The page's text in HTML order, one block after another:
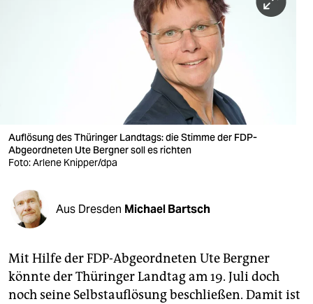
verlag
shop
fragen & hilfe
unterstützen
abo
Auflösung des Thüringer Landtags: die Stimme der FDP-
Abgeordneten Ute Bergner soll es richten
Foto: Arlene Knipper/dpa
Aus Dresden Michael Bartsch
Mit Hilfe der FDP-Abgeordneten Ute Bergner
könnte der Thüringer Landtag am 19. Juli doch
noch seine Selbstauflösung beschließen. Damit ist